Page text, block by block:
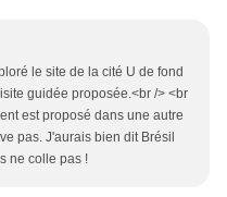
le site de la cité U de fond
guidée proposée.<br /> <br
est proposé dans une autre
pas. J'aurais bien dit Brésil
ne colle pas !